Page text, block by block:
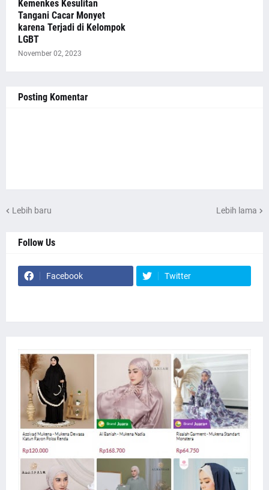
Kemenkes Kesulitan
Tangani Cacar Monyet
karena Terjadi di Kelompok
LGBT
November 02, 2023
Posting Komentar
Lebih baru Lebih lama
Follow Us
Facebook Twitter